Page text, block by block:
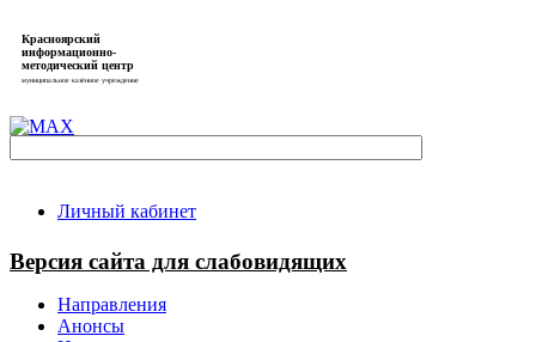
Красноярский
информационно-
методический центр
муниципальное казённое учреждение
Личный кабинет
Версия сайта для слабовидящих
Направления
Анонсы